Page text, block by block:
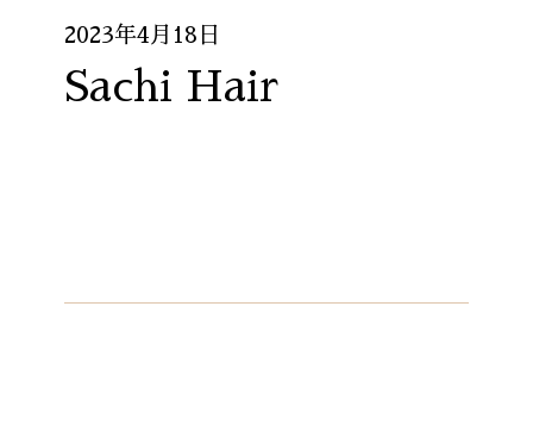
2023年4月18日
Sachi Hair